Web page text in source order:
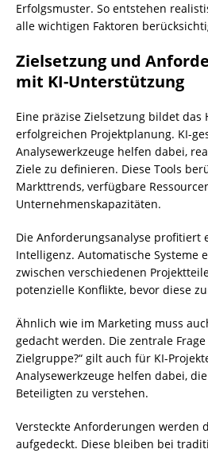
Erfolgsmuster. So entstehen
alle wichtigen Faktoren
Zielsetzung und
mit KI-Unterstützung
Eine präzise Zielsetzung bildet das
erfolgreichen Projektplanung. KI-
Analysewerkzeuge helfen dabei,
Ziele zu definieren. Diese Tools
Markttrends, verfügbare
Unternehmenskapazitäten.
Die Anforderungsanalyse profitiert
Intelligenz. Automatische Systeme
zwischen verschiedenen
potenzielle Konflikte, bevor diese
Ähnlich wie im Marketing muss
gedacht werden. Die zentrale
Zielgruppe?“ gilt auch für KI-
Analysewerkzeuge helfen dabei,
Beteiligten zu verstehen.
Versteckte Anforderungen werden
aufgedeckt. Diese bleiben bei